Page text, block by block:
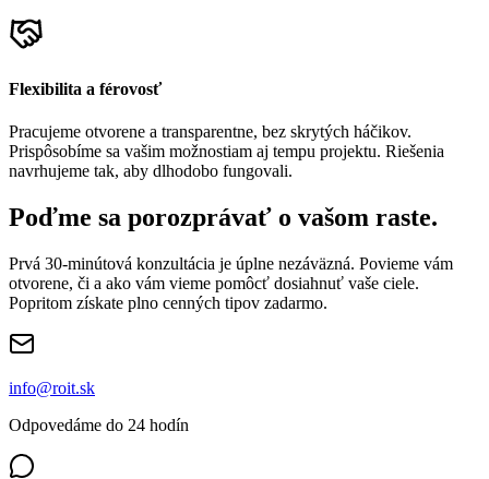
Flexibilita a férovosť
Pracujeme otvorene a transparentne, bez skrytých háčikov.
Prispôsobíme sa vašim možnostiam aj tempu projektu. Riešenia
navrhujeme tak, aby dlhodobo fungovali.
Poďme sa porozprávať o vašom raste.
Prvá 30-minútová konzultácia je úplne nezáväzná. Povieme vám
otvorene, či a ako vám vieme pomôcť dosiahnuť vaše ciele.
Popritom získate plno cenných tipov zadarmo.
info@roit.sk
Odpovedáme do 24 hodín